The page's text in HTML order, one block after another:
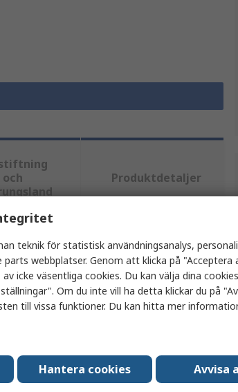
och
Produktdetaljer
attribut.
Värde
Rohde & Schwarz
NGU
teknik för statistisk användningsanalys,
webbplatser. Genom att klicka på "Acceptera
icke väsentliga cookies. Du kan välja dina
Om du inte vill ha detta klickar du på
till vissa funktioner. Du kan hitta mer
Hantera cookies Avvisa